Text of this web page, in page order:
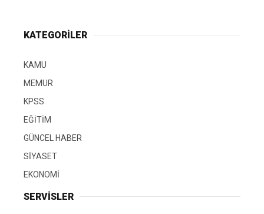
KATEGORİLER
KAMU
MEMUR
KPSS
EĞİTİM
GÜNCEL HABER
SİYASET
EKONOMİ
SERVİSLER